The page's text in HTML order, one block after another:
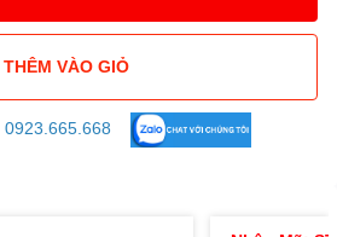
THÊM VÀO GIỎ
0923.665.668